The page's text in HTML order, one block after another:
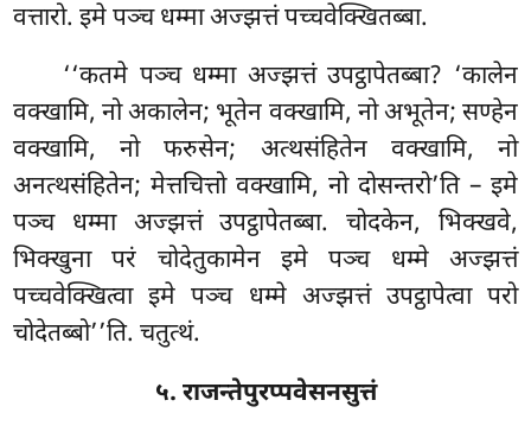
वत्तारो. इमे पञ्च धम्मा अज्झत्तं पच्चवेक्खितब्बा.
‘‘कतमे पञ्च धम्मा अज्झत्तं उपट्ठापेतब्बा? ‘कालेन
वक्खामि, नो अकालेन; भूतेन वक्खामि, नो अभूतेन; सण्हेन
वक्खामि, नो फरुसेन; अत्थसंहितेन वक्खामि, नो
अनत्थसंहितेन; मेत्तचित्तो वक्खामि, नो दोसन्तरो’ति – इमे
पञ्च धम्मा अज्झत्तं उपट्ठापेतब्बा. चोदकेन, भिक्खवे,
भिक्खुना परं चोदेतुकामेन इमे पञ्च धम्मे अज्झत्तं
पच्चवेक्खित्वा इमे पञ्च धम्मे अज्झत्तं उपट्ठापेत्वा परो
चोदेतब्बो’’ति. चतुत्थं.
५. राजन्तेपुरप्पवेसनसुत्तं